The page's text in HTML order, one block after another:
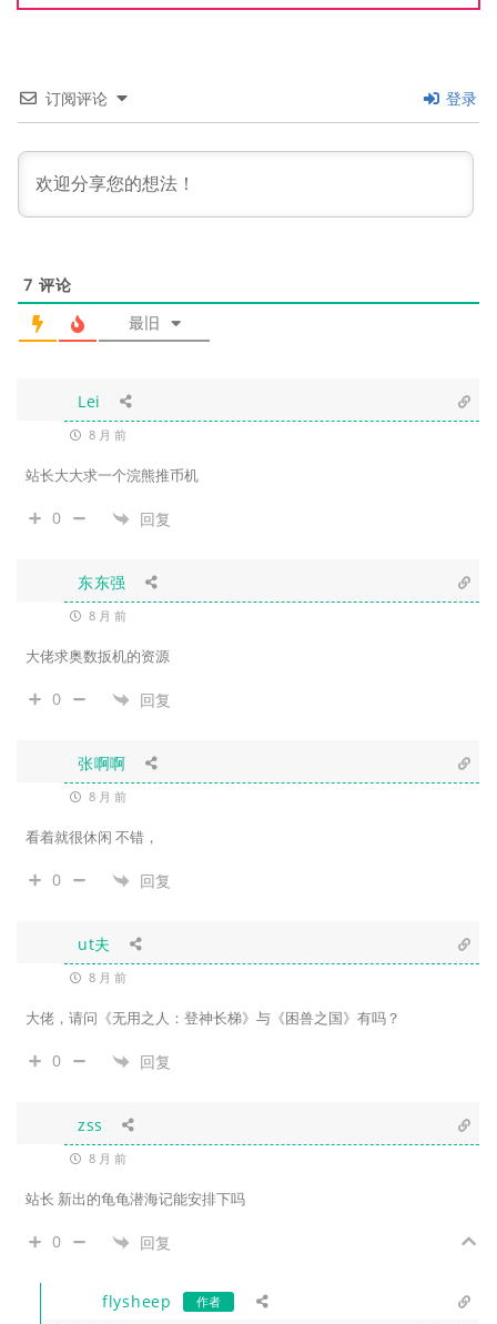
订阅评论 登录
7 评论
最旧
Lei
8 月 前
站长大大求一个浣熊推币机
0 回复
东东强
8 月 前
大佬求奥数扳机的资源
0 回复
张啊啊
8 月 前
看着就很休闲 不错，
0 回复
ut夫
8 月 前
大佬，请问《无用之人：登神长梯》与《困兽之国》有吗？
0 回复
zss
8 月 前
站长 新出的龟龟潜海记能安排下吗
0 回复
flysheep 作者